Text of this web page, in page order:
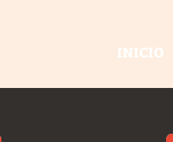
INICIO